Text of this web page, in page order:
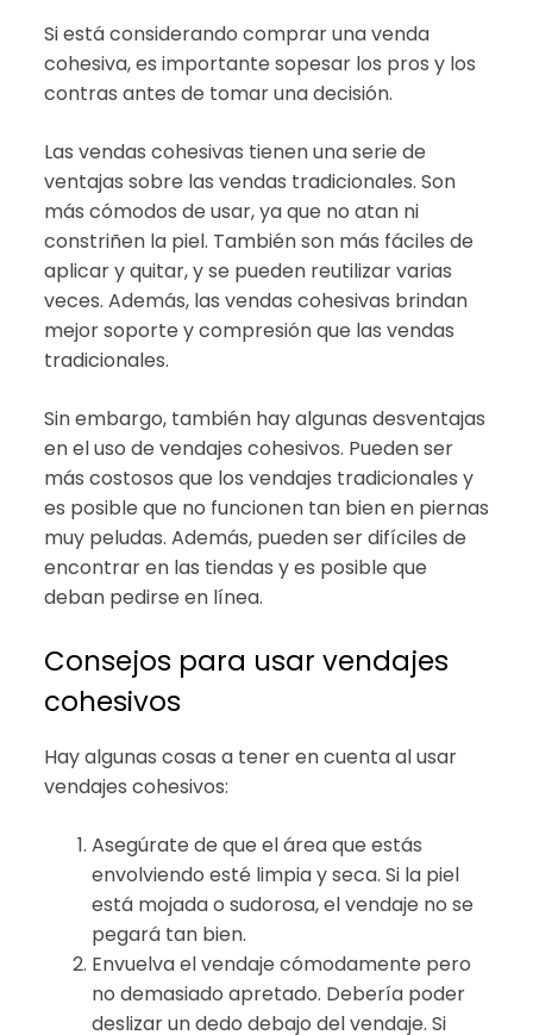
Si está considerando comprar una venda
cohesiva, es importante sopesar los pros y los
contras antes de tomar una decisión.
Las vendas cohesivas tienen una serie de
ventajas sobre las vendas tradicionales. Son
más cómodos de usar, ya que no atan ni
constriñen la piel. También son más fáciles de
aplicar y quitar, y se pueden reutilizar varias
veces. Además, las vendas cohesivas brindan
mejor soporte y compresión que las vendas
tradicionales.
Sin embargo, también hay algunas desventajas
en el uso de vendajes cohesivos. Pueden ser
más costosos que los vendajes tradicionales y
es posible que no funcionen tan bien en piernas
muy peludas. Además, pueden ser difíciles de
encontrar en las tiendas y es posible que
deban pedirse en línea.
Consejos para usar vendajes
cohesivos
Hay algunas cosas a tener en cuenta al usar
vendajes cohesivos:
Asegúrate de que el área que estás
envolviendo esté limpia y seca. Si la piel
está mojada o sudorosa, el vendaje no se
pegará tan bien.
Envuelva el vendaje cómodamente pero
no demasiado apretado. Debería poder
deslizar un dedo debajo del vendaje. Si